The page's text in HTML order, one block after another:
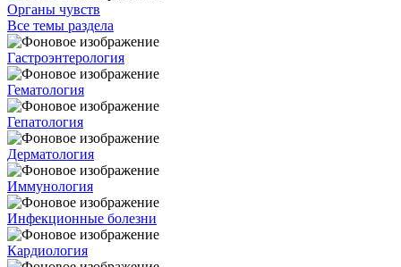
Органы чувств
Все темы раздела
Гастроэнтерология
Гематология
Гепатология
Дерматология
Иммунология
Инфекционные болезни
Кардиология